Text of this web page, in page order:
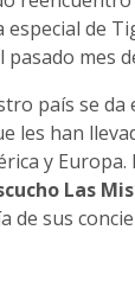
de
mes
país se da
les han
y
Las
de sus